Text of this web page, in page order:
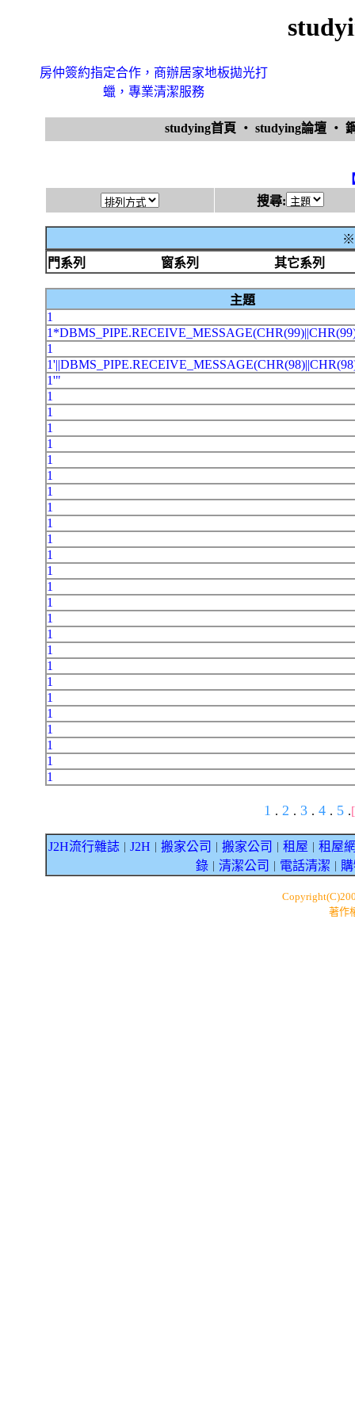
房仲簽約指定合作，商辦居家地板拋光打
蠟，專業清潔服務
studying首頁 ‧ studying論壇 ‧
搜尋:
※
門系列
窗系列 其它系列
主題
1
1
1'"
1
1
1
1
1
1
1
1
1
1
1
1
1
1
1
1
1
1
1
1
1
1
1
1
1
1 . 2 . 3 . 4 . 5 .
J2H流行雜誌 J2H 搬家公司 搬家公司 租屋
租屋
錄｜ 清潔公司 電話清潔
著作